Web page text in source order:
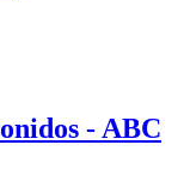
- ABC